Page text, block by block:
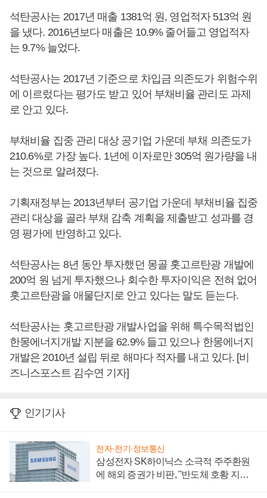
석탄공사는 2017년 매출 1381억 원, 영업적자 513억 원
을 냈다. 2016년보다 매출은 10.9% 줄어들고 영업적자
는 9.7% 늘었다.
석탄공사는 2017년 기준으로 차입금 의존도가 위험수위
에 이르렀다는 평가도 받고 있어 부채비율 관리도 과제
로 안고 있다.
부채비율 집중 관리 대상 공기업 가운데 부채 의존도가
210.6%로 가장 높다. 1년에 이자로만 305억 원가량을 내
는 것으로 알려졌다.
기획재정부는 2013년부터 공기업 가운데 부채비율 집중
관리 대상을 골라 부채 감축 계획을 제출받고 성과를 경
영 평가에 반영하고 있다.
석탄공사는 8년 동안 투자했던 몽골 홋고르탄광 개발에
200억 원 넘게 투자했으나 회수한 투자이익은 전혀 없어
홋고르탄광을 애물단지로 안고 있다는 말도 듣는다.
석탄공사는 홋고르탄광 개발사업을 위해 특수목적법인
한몽에너지개발 지분을 62.9% 들고 있으나 한몽에너지
개발은 2010년 설립 뒤로 해마다 적자를 내고 있다. [비
즈니스포스트 김수연 기자]
인기기사
전자·전기·정보통신
삼성전자 SK하이닉스 소극적 주주환원
에 해외 증권가 비판, "반도체 호황 지속